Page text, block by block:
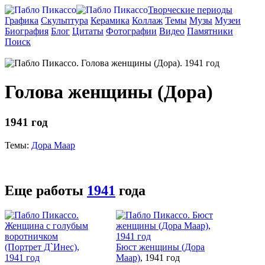
Творческие периоды
Графика Скульптура Керамика Коллаж Темы Музы Музеи
Биография Блог Цитаты Фотографии Видео Памятники
Поиск
Голова женщины (Дора)
1941 год
Темы: Дора Маар
Еще работы 1941 года
Бюст женщины (Дора
Маар), 1941 год